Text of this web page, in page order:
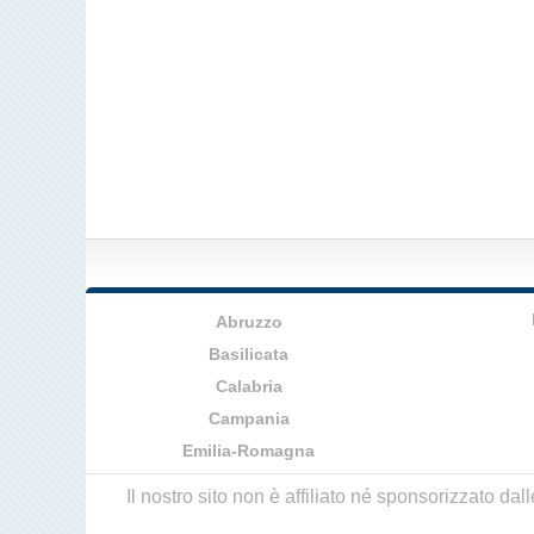
Abruzzo
Basilicata
Calabria
Campania
Emilia-Romagna
Il nostro sito non è affiliato né sponsorizzato